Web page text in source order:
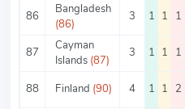
86
Bangladesh
(86)
3 1 1 1
87
Cayman
Islands (87)
3 1 1 1
88 Finland (90) 4 1 1 2